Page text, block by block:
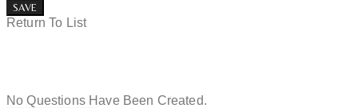
SAVE
Return To List
No Questions Have Been Created.